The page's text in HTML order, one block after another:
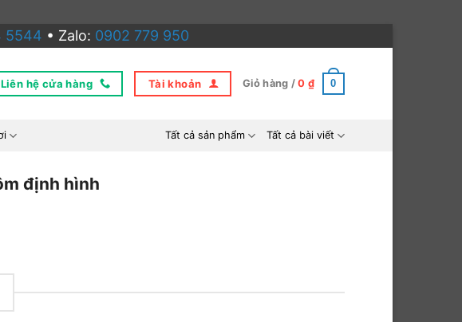
5544 • Zalo: 0902 779 950
Liên hệ cửa hàng Tài khoản Giỏ hàng /0 ₫ 0
Tất cả sản phẩm Tất cả bài viết
định hình